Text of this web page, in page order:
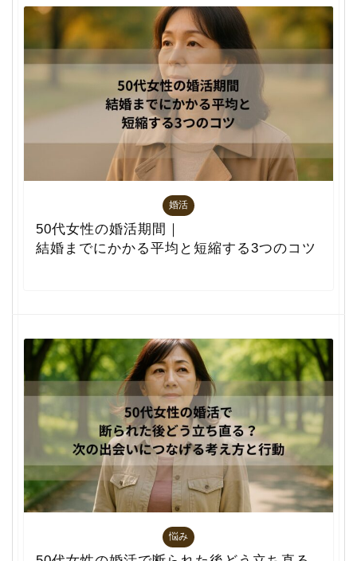
婚活
50代女性の婚活期間｜
結婚までにかかる平均と短縮する3つのコツ
悩み